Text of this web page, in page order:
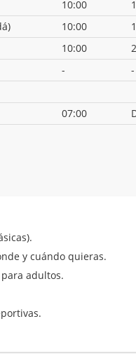
10:00
10:00
10:00
-
-
07:00
y cuándo quieras.
adultos.